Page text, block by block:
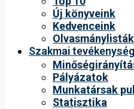
Új könyveink
Kedvenceink
Olvasmánylisták
Szakmai tevékenység
Pályázatok
Munkatársak
Statisztika